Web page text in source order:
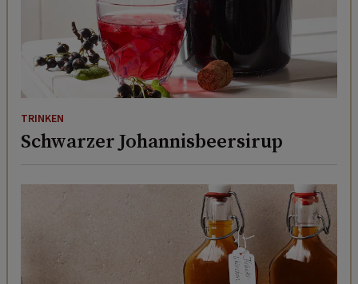
TRINKEN
Schwarzer Johannisbeersirup